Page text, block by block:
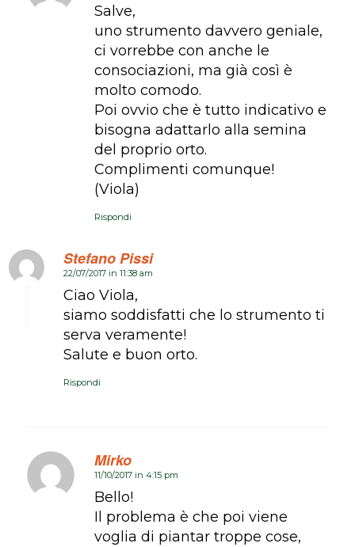
Salve,
uno strumento davvero geniale,
ci vorrebbe con anche le
consociazioni, ma già così è
molto comodo.
Poi ovvio che è tutto indicativo e
bisogna adattarlo alla semina
del proprio orto.
Complimenti comunque!
(Viola)
Rispondi
Stefano Pissi
dice:
22/07/2017 in 11:38 am
Ciao Viola,
siamo soddisfatti che lo strumento ti
serva veramente!
Salute e buon orto.
Rispondi
Mirko
dice:
11/10/2017 in 4:15 pm
Bello!
Il problema è che poi viene
voglia di piantar troppe cose,